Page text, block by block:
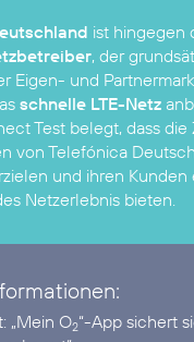
ist hingegen
, der
Eigen- und
schnelle LTE-Netz
Test belegt, dass
von Telefónica
und ihren Kunden
Netzerlebnis bieten.
„Mein O2“-App sichert